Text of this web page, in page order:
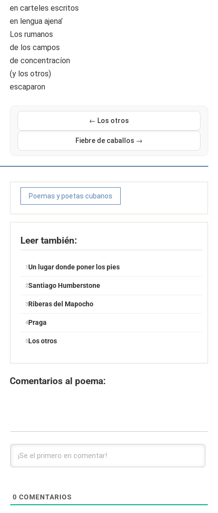
en carteles escritos
en lengua ajena’
Los rumanos
de los campos
de concentracíon
(y los otros)
escaparon
← Los otros
Fiebre de caballos →
Poemas y poetas cubanos
Leer también:
Un lugar donde poner los pies
Santiago Humberstone
Riberas del Mapocho
Praga
Los otros
Comentarios al poema:
0 COMENTARIOS